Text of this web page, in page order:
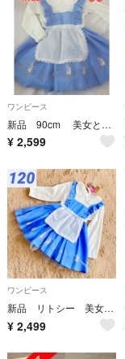
ワンピース
新品 90cm 美女と野獣 なりきり ベル ワンピース ディズニー 長袖
¥ 2,599
ワンピース
新品 リトシー 美女と野獣 ベル なりきり ワンピース 120 チュール
¥ 2,499